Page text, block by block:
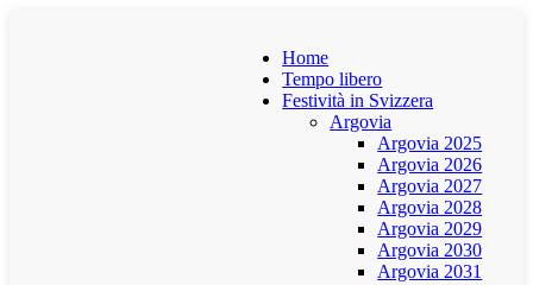
Home
Tempo libero
Festività in Svizzera
Argovia
Argovia 2025
Argovia 2026
Argovia 2027
Argovia 2028
Argovia 2029
Argovia 2030
Argovia 2031